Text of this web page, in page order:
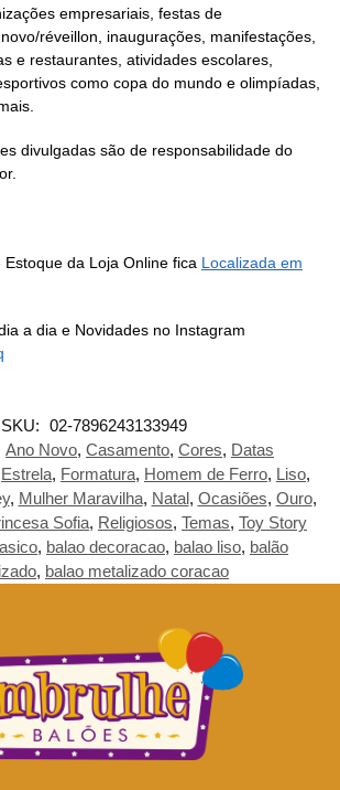
empresariais, festas de
réveillon, inaugurações, manifestações,
e restaurantes, atividades escolares,
como copa do mundo e olimpíadas,
divulgadas são de responsabilidade do
da Loja Online fica Localizada em
a dia e Novidades no Instagram
SKU: 02-7896243133949
Ano Novo, Casamento, Cores, Datas
Estrela, Formatura, Homem de Ferro, Liso,
, Mulher Maravilha, Natal, Ocasiões, Ouro,
Sofia, Religiosos, Temas, Toy Story
, balao decoracao, balao liso, balão
, balao metalizado coracao